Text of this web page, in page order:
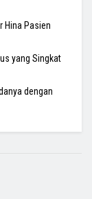
Hina Pasien
yang Singkat
dengan